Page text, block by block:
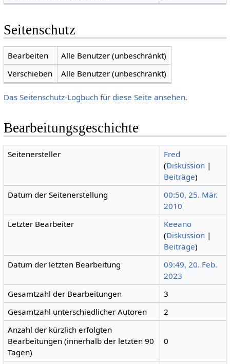
Seitenschutz
Bearbeiten
Alle Benutzer (unbeschränkt)
Verschieben
Alle Benutzer (unbeschränkt)
Das Seitenschutz-Logbuch für diese Seite ansehen.
Bearbeitungsgeschichte
Seitenersteller
Fred
(Diskussion |
Beiträge)
Datum der Seitenerstellung
00:50, 25. Mär.
2010
Letzter Bearbeiter
Keeano
(Diskussion |
Beiträge)
Datum der letzten Bearbeitung
09:49, 20. Feb.
2023
Gesamtzahl der Bearbeitungen
3
Gesamtzahl unterschiedlicher Autoren
2
Anzahl der kürzlich erfolgten
Bearbeitungen (innerhalb der letzten 90
Tagen)
0